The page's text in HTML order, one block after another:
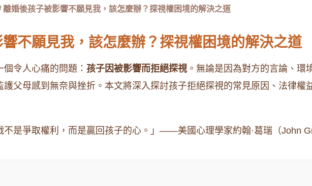
離婚後孩子被影響不願見我，該怎麼辦？探視權困境的解決之道
不願見我，該怎麼辦？探視權困境的解決之道
令人心痛的問題： 孩子因被影響而拒絕探視。無論是因為對方的言論、環
護父母感到無奈與挫折。本文將深入探討孩子拒絕探視的常見原因、法律
不是爭取權利，而是贏回孩子的心。」——美國心理學家約翰·葛瑞（John